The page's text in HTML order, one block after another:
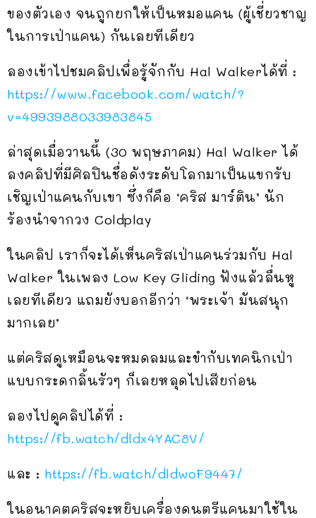
ของตัวเอง จนถูกยกให้เป็นหมอแคน (ผู้เชี่ยวชาญ
ในการเป่าแคน) กันเลยทีเดียว
ลองเข้าไปชมคลิปเพื่อรู้จักกับ Hal Walkerได้ที่ :
https://www.facebook.com/watch/?
v=4993988033983845
ล่าสุดเมื่อวานนี้ (30 พฤษภาคม) Hal Walker ได้
ลงคลิปที่มีศิลปินชื่อดังระดับโลกมาเป็นแขกรับ
เชิญเป่าแคนกับเขา ซึ่งก็คือ ‘คริส มาร์ติน’ นัก
ร้องนำจากวง Coldplay
ในคลิป เราก็จะได้เห็นคริสเป่าแคนร่วมกับ Hal
Walker ในเพลง Low Key Gliding ฟังแล้วลื่นหู
เลยทีเดียว แถมยังบอกอีกว่า ‘พระเจ้า มันสนุก
มากเลย’
แต่คริสดูเหมือนจะหมดลมและขำกับเทคนิกเป่า
แบบกระดกลิ้นรัวๆ ก็เลยหลุดไปเสียก่อน
ลองไปดูคลิปได้ที่ :
https://fb.watch/dldx4YAC8V/
และ : https://fb.watch/dldwoF9447/
ในอนาคตคริสจะหยิบเครื่องดนตรีแคนมาใช้ใน